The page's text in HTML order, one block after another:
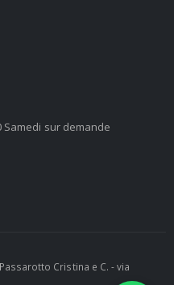
Samedi sur demande
Cristina e C. - via